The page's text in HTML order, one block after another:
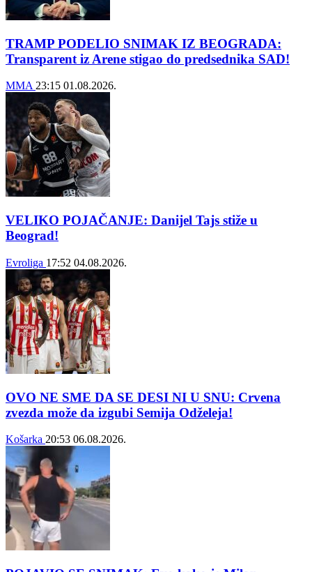
TRAMP PODELIO SNIMAK IZ BEOGRADA:
Transparent iz Arene stigao do predsednika SAD!
MMA 23:15 01.08.2026.
VELIKO POJAČANJE: Danijel Tajs stiže u
Beograd!
Evroliga 17:52 04.08.2026.
OVO NE SME DA SE DESI NI U SNU: Crvena
zvezda može da izgubi Semija Odželeja!
Košarka 20:53 06.08.2026.